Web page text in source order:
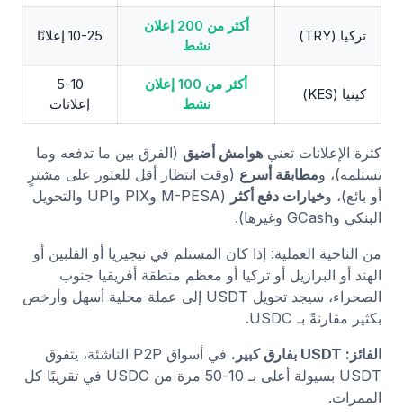
تركيا (TRY)
أكثر من 200 إعلان
نشط
10-25 إعلانًا
كينيا (KES)
أكثر من 100 إعلان
نشط
5-10
إعلانات
كثرة الإعلانات تعني هوامش أضيق (الفرق بين ما تدفعه وما
تستلمه)، ومطابقة أسرع (وقت انتظار أقل للعثور على مشترٍ
أو بائع)، وخيارات دفع أكثر
(M-PESA وPIX وUPI والتحويل
البنكي وGCash وغيرها).
من الناحية العملية: إذا كان المستلم في نيجيريا أو الفلبين أو
الهند أو البرازيل أو تركيا أو معظم منطقة أفريقيا جنوب
الصحراء، سيجد تحويل USDT إلى عملة محلية أسهل وأرخص
بكثير مقارنةً بـ USDC.
الفائز: USDT بفارق كبير.
في أسواق P2P الناشئة، يتفوق
USDT بسيولة أعلى بـ 10-50 مرة من USDC في تقريبًا كل
الممرات.